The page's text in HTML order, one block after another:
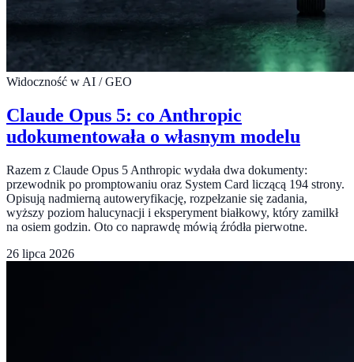
Widoczność w AI / GEO
Claude Opus 5: co Anthropic
udokumentowała o własnym modelu
Razem z Claude Opus 5 Anthropic wydała dwa dokumenty:
przewodnik po promptowaniu oraz System Card liczącą 194 strony.
Opisują nadmierną autoweryfikację, rozpełzanie się zadania,
wyższy poziom halucynacji i eksperyment białkowy, który zamilkł
na osiem godzin. Oto co naprawdę mówią źródła pierwotne.
26 lipca 2026